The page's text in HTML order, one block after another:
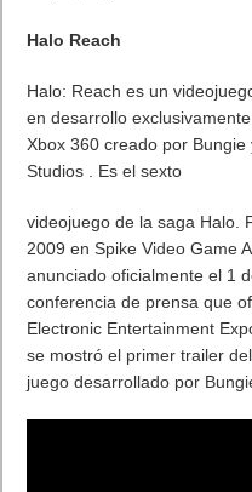
Halo Reach
Halo: Reach es un
en desarrollo
Xbox 360 creado por
Studios . Es el sexto
videojuego de la saga Halo.
2009 en Spike Video Game
anunciado oficialmente el 1
conferencia de prensa que
Electronic Entertainment
se mostró el primer trailer
juego desarrollado por